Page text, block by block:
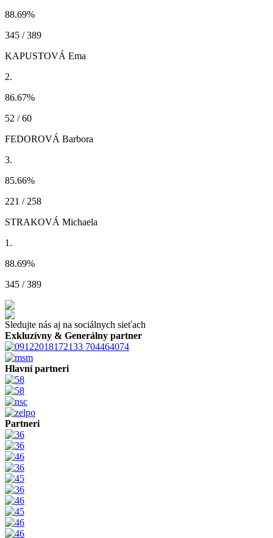
88.69%
345 / 389
KAPUSTOVÁ Ema
2.
86.67%
52 / 60
FEDOROVÁ Barbora
3.
85.66%
221 / 258
STRAKOVÁ Michaela
1.
88.69%
345 / 389
Sledujte nás aj na sociálnych sieťach
Exkluzívny & Generálny partner
Hlavní partneri
Partneri